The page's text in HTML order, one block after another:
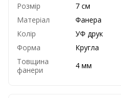
Розмір
7 см
Матеріал
Фанера
Колір
УФ друк
Форма
Кругла
Товщина
фанери
4 мм